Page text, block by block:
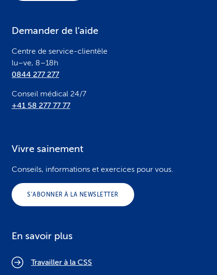
Demander de l’aide
Centre de service-clientèle
lu–ve, 8–18h
0844 277 277
Conseil médical 24/7
+41 58 277 77 77
Vivre sainement
Conseils, informations et exercices pour vous.
S’ABONNER À LA NEWSLETTER
En savoir plus
Travailler à la CSS